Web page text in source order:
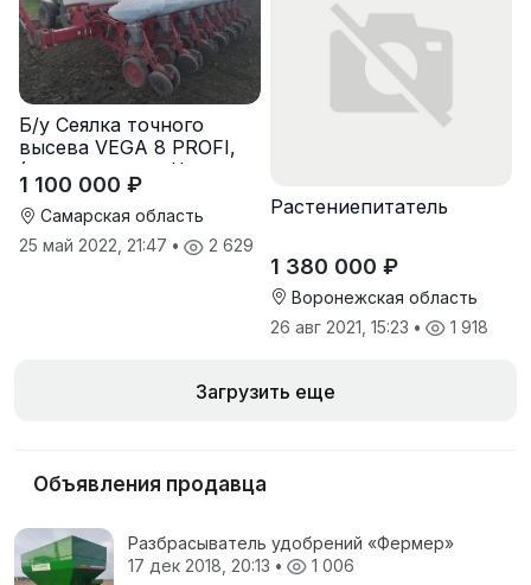
Б/у Сеялка точного
высева VEGA 8 PROFI,
(производство Червона
Зирка), 2016 г, в
отличном состоянии
1 100 000 ₽
Самарская область
25 май 2022, 21:47 • 2 629
Растениепитатель
1 380 000 ₽
Воронежская область
26 авг 2021, 15:23 • 1 918
Загрузить еще
Объявления продавца
Разбрасыватель удобрений «Фермер»
17 дек 2018, 20:13 • 1 006